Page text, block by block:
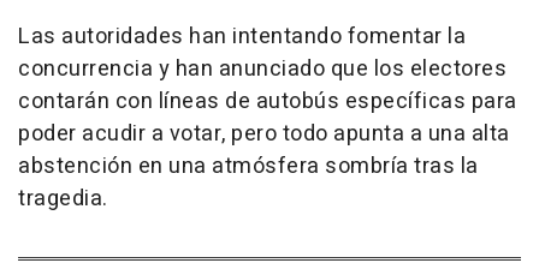
Las autoridades han intentando fomentar la
concurrencia y han anunciado que los electores
contarán con líneas de autobús específicas para
poder acudir a votar, pero todo apunta a una alta
abstención en una atmósfera sombría tras la
tragedia.